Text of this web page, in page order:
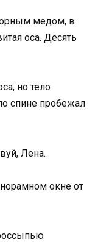
медом, в
оса. Десять
но тело
спине пробежал
Лена.
окне от